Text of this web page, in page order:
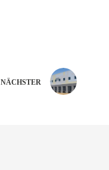
NÄCHSTER